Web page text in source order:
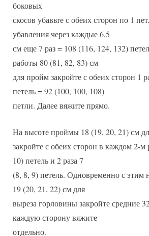
боковых
скосов убавьте с обеих сторон по 1
убавления через каждые 6,5
см еще 7 раз = 108 (116, 124, 132)
работы 80 (81, 82, 83) см
для пройм закройте с обеих сторон 1
петель = 92 (100, 100, 108)
петли. Далее вяжите прямо.
На высоте проймы 18 (19, 20, 21) см
закройте с обеих сторон в каждом 2-м
10) петель и 2 раза 7
(8, 8, 9) петель. Одновременно с этим
19 (20, 21, 22) см для
выреза горловины закройте средние
каждую сторону вяжите
отдельно.